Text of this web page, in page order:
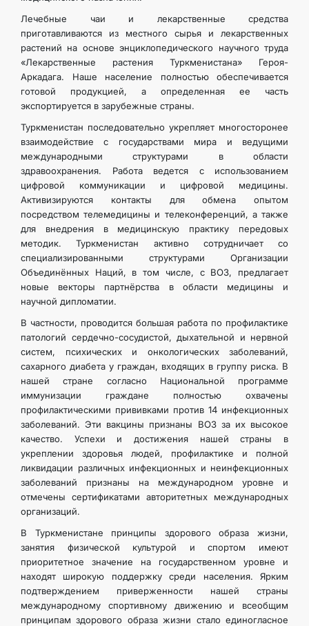
Лечебные чаи и лекарственные средства
приготавливаются из местного сырья и лекарственных
растений на основе энциклопедического научного труда
«Лекарственные растения Туркменистана» Героя-
Аркадага. Наше население полностью обеспечивается
готовой продукцией, а определенная ее часть
экспортируется в зарубежные страны.
Туркменистан последовательно укрепляет многосторонее
взаимодействие с государствами мира и ведущими
международными структурами в области
здравоохранения. Работа ведется с использованием
цифровой коммуникации и цифровой медицины.
Активизируются контакты для обмена опытом
посредством телемедицины и телеконференций, а также
для внедрения в медицинскую практику передовых
методик. Туркменистан активно сотрудничает со
специализированными структурами Организации
Объединённых Наций, в том числе, с ВОЗ, предлагает
новые векторы партнёрства в области медицины и
научной дипломатии.
В частности, проводится большая работа по профилактике
патологий сердечно-сосудистой, дыхательной и нервной
систем, психических и онкологических заболеваний,
сахарного диабета у граждан, входящих в группу риска. В
нашей стране согласно Национальной программе
иммунизации граждане полностью охвачены
профилактическими прививками против 14 инфекционных
заболеваний. Эти вакцины признаны ВОЗ за их высокое
качество. Успехи и достижения нашей страны в
укреплении здоровья людей, профилактике и полной
ликвидации различных инфекционных и неинфекционных
заболеваний признаны на международном уровне и
отмечены сертификатами авторитетных международных
организаций.
В Туркменистане принципы здорового образа жизни,
занятия физической культурой и спортом имеют
приоритетное значение на государственном уровне и
находят широкую поддержку среди населения. Ярким
подтверждением приверженности нашей страны
международному спортивному движению и всеобщим
принципам здорового образа жизни стало единогласное